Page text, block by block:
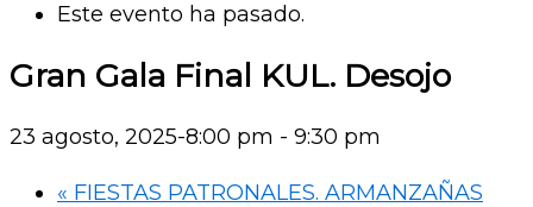
Este evento ha pasado.
Gran Gala Final KUL. Desojo
23 agosto, 2025-8:00 pm - 9:30 pm
« FIESTAS PATRONALES. ARMANZAÑAS